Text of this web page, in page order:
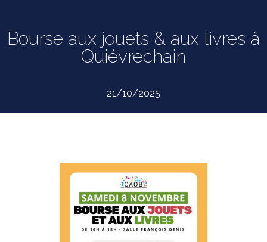
Bourse aux jouets & aux livres à
Quiévrechain
21/10/2025